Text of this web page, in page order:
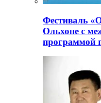
Фестиваль
Ольхоне с
программой